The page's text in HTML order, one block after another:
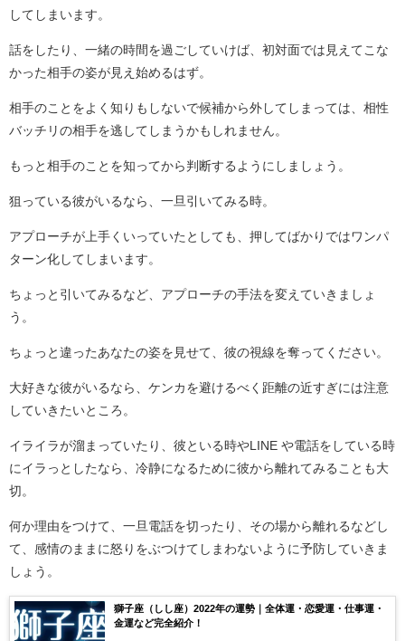
してしまいます。
話をしたり、一緒の時間を過ごしていけば、初対面では見えてこな
かった相手の姿が見え始めるはず。
相手のことをよく知りもしないで候補から外してしまっては、相性
バッチリの相手を逃してしまうかもしれません。
もっと相手のことを知ってから判断するようにしましょう。
狙っている彼がいるなら、一旦引いてみる時。
アプローチが上手くいっていたとしても、押してばかりではワンパ
ターン化してしまいます。
ちょっと引いてみるなど、アプローチの手法を変えていきましょ
う。
ちょっと違ったあなたの姿を見せて、彼の視線を奪ってください。
大好きな彼がいるなら、ケンカを避けるべく距離の近すぎには注意
していきたいところ。
イライラが溜まっていたり、彼といる時やLINE や電話をしている時
にイラっとしたなら、冷静になるために彼から離れてみることも大
切。
何か理由をつけて、一旦電話を切ったり、その場から離れるなどし
て、感情のままに怒りをぶつけてしまわないように予防していきま
しょう。
獅子座（しし座）2022年の運勢｜全体運・恋愛運・仕事運・
金運など完全紹介！